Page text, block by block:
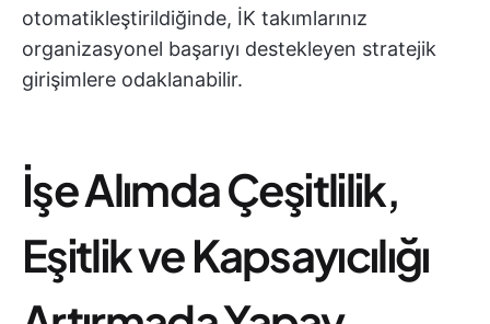
otomatikleştirildiğinde, İK takımlarınız
organizasyonel başarıyı destekleyen stratejik
girişimlere odaklanabilir.
İşe Alımda Çeşitlilik,
Eşitlik ve Kapsayıcılığı